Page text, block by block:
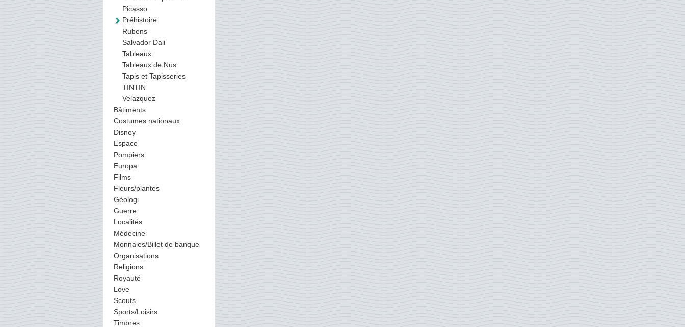
Picasso
Préhistoire
Rubens
Salvador Dali
Tableaux
Tableaux de Nus
Tapis et Tapisseries
TINTIN
Velazquez
Bâtiments
Costumes nationaux
Disney
Espace
Pompiers
Europa
Films
Fleurs/plantes
Géologi
Guerre
Localités
Médecine
Monnaies/Billet de banque
Organisations
Religions
Royauté
Love
Scouts
Sports/Loisirs
Timbres